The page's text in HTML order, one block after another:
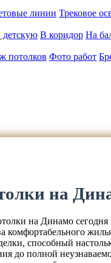
линии Трековое
В коридор На
потолков Фото работ
на
на Динамо
комфортабельного
способный
до полной